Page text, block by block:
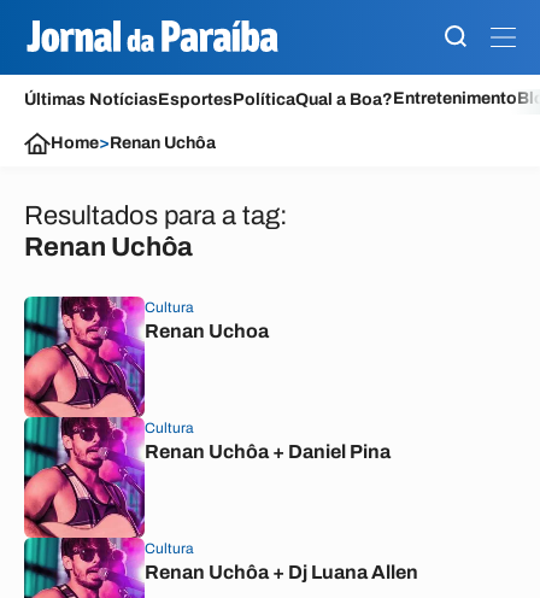
Últimas NotíciasEsportesPolíticaQual a Boa?Entretenimento
Home>Renan Uchôa
Resultados para a tag:
Renan Uchôa
Cultura
Renan Uchoa
Cultura
Renan Uchôa + Daniel Pina
Cultura
Renan Uchôa + Dj Luana Allen